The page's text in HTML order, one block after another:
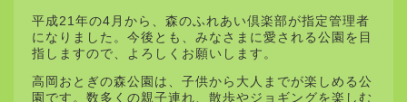
平成21年の4月から、森のふれあい倶楽部が指定管理者
になりました。今後とも、みなさまに愛される公園を目
指しますので、よろしくお願いします。
高岡おとぎの森公園は、子供から大人までが楽しめる公
園です。数多くの親子連れ、散歩やジョギングを楽しむ